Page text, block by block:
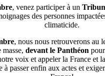
, venez participer à un
des personnes
climaticide.
, nous nous retrouverons au
devant le Panthéon
voix et appeler la France et
à passer enfin aux actes et